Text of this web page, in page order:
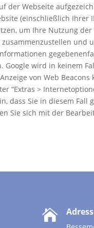
der Webseite
(einschließlich Ihrer
um Ihre Nutzung
und
Google wird in keinem
von Web
“Extras >
dass Sie in diesem
Sie sich mit der
